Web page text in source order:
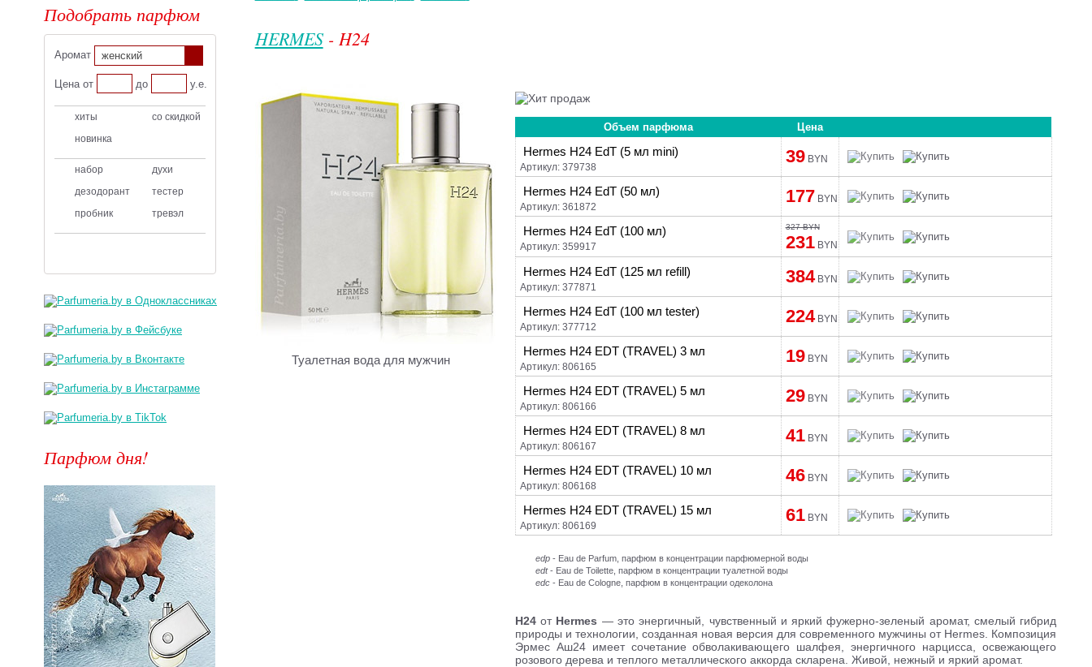
HERMES- H24
Туалетная вода для мужчин
Объем парфюма Цена
Hermes H24 EdT (5 мл mini)
Артикул: 379738
39 BYN
Hermes H24 EdT (50 мл)
Артикул: 361872
177 BYN
Hermes H24 EdT (100 мл)
Артикул: 359917
327 BYN
231 BYN
Hermes H24 EdT (125 мл refill)
Артикул: 377871
384 BYN
Hermes H24 EdT (100 мл tester)
Артикул: 377712
224 BYN
Hermes H24 EDT (TRAVEL) 3 мл
Артикул: 806165
19 BYN
Hermes H24 EDT (TRAVEL) 5 мл
Артикул: 806166
29 BYN
Hermes H24 EDT (TRAVEL) 8 мл
Артикул: 806167
41 BYN
Hermes H24 EDT (TRAVEL) 10 мл
Артикул: 806168
46 BYN
Hermes H24 EDT (TRAVEL) 15 мл
Артикул: 806169
61 BYN
edp- Eau de Parfum, парфюм в концентрации парфюмерной воды
edt- Eau de Toilette, парфюм в концентрации туалетной воды
edc- Eau de Cologne, парфюм в концентрации одеколона
H24от Hermes — это энергичный, чувственный и яркий фужерно-зеленый аромат, смелый гибрид
природы и технологии, созданная новая версия для современного мужчины от Hermes. Композиция
Эрмес Аш24 имеет сочетание обволакивающего шалфея, энергичного нарцисса, освежающего
розового дерева и теплого металлического аккорда скларена. Живой, нежный и яркий аромат.
Подобрать парфюм
Аромат женский
Цена от до у.е.
хиты
со скидкой
новинка
набор
духи
дезодорант
тестер
пробник
тревэл
Парфюм дня!